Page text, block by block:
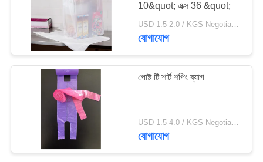
সম্পর্কে
কারখানা
10&quot; এক্স 36 &quot;
USD 1.5-2.0 / KGS Negotiable MOQ:1000KGS
যোগাযোগ
পোষ্ট টি শার্ট শপিং ব্যাগ
USD 1.5-4.0 / KGS Negotiable MOQ:1000KGS
যোগাযোগ